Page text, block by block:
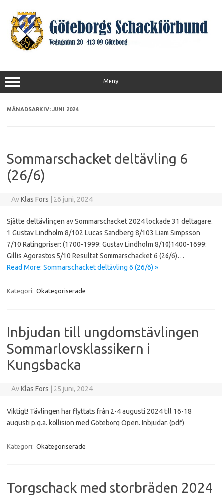
innehåll
Meny
MÅNADSARKIV: JUNI 2024
Sommarschacket deltävling 6
(26/6)
AvKlas Fors 26 juni, 2024
Sjätte deltävlingen av Sommarschacket 2024 lockade 31 deltagare.
1 Gustav Lindholm 8/102 Lucas Sandberg 8/103 Liam Simpsson
7/10 Ratingpriser: (1700-1999: Gustav Lindholm 8/10)1400-1699:
Gillis Agorastos 5/10 Resultat Sommarschacket 6 (26/6)…
Read More: Sommarschacket deltävling 6 (26/6) »
Kategori: Okategoriserade
Inbjudan till ungdomstävlingen
Sommarlovsklassikern i
Kungsbacka
AvKlas Fors 25 juni, 2024
Viktigt! Tävlingen har flyttats från 2-4 augusti 2024 till 16-18
augusti p.g.a. kollision med Göteborg Open. Inbjudan (pdf)
Kategori: Okategoriserade
Torgschack med storbräden 2024